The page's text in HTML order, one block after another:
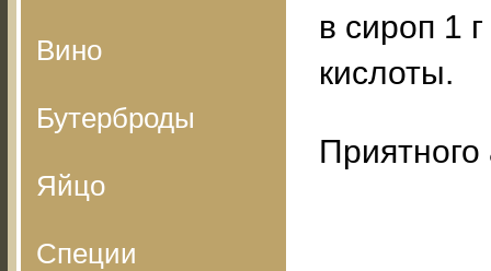
Вино
Бутерброды
Яйцо
Специи
в сироп 1
кислоты.
Приятного